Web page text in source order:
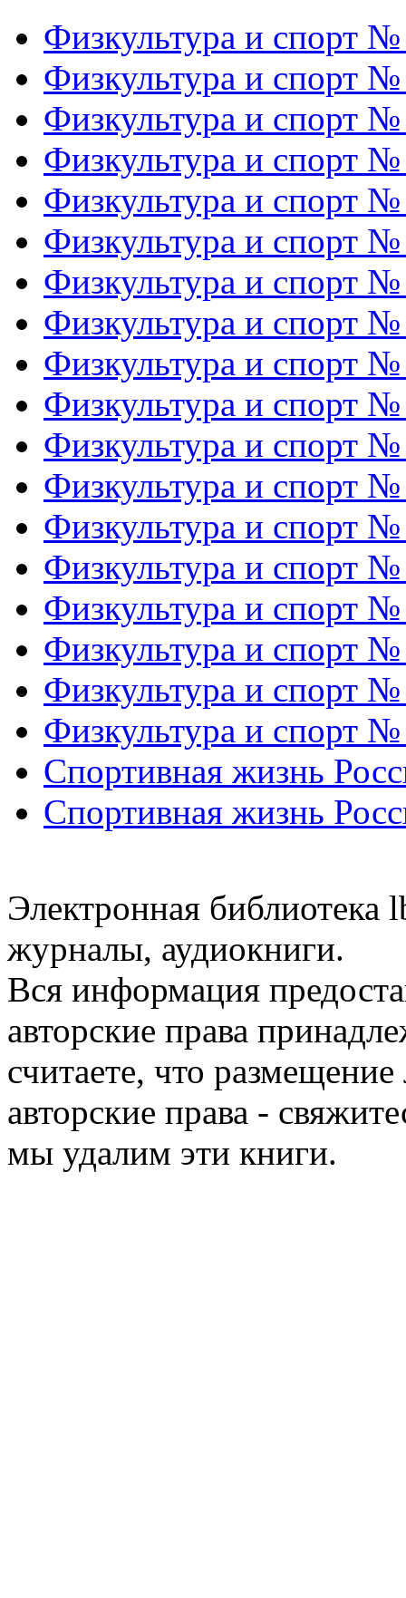
Физкультура и спорт
Физкультура и спорт
Физкультура и спорт
Физкультура и спорт
Физкультура и спорт
Физкультура и спорт
Физкультура и спорт
Физкультура и спорт
Физкультура и спорт
Физкультура и спорт
Физкультура и спорт
Физкультура и спорт
Физкультура и спорт
Физкультура и спорт
Физкультура и спорт
Физкультура и спорт
Физкультура и спорт
Физкультура и спорт
Спортивная жизнь
Спортивная жизнь
Электронная библиотека
журналы, аудиокниги.
Вся информация
авторские права
считаете, что
авторские права -
мы удалим эти книги.